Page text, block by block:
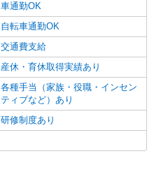
車通勤OK
自転車通勤OK
交通費支給
産休・育休取得実績あり
各種手当（家族・役職・インセン
ティブなど）あり
研修制度あり